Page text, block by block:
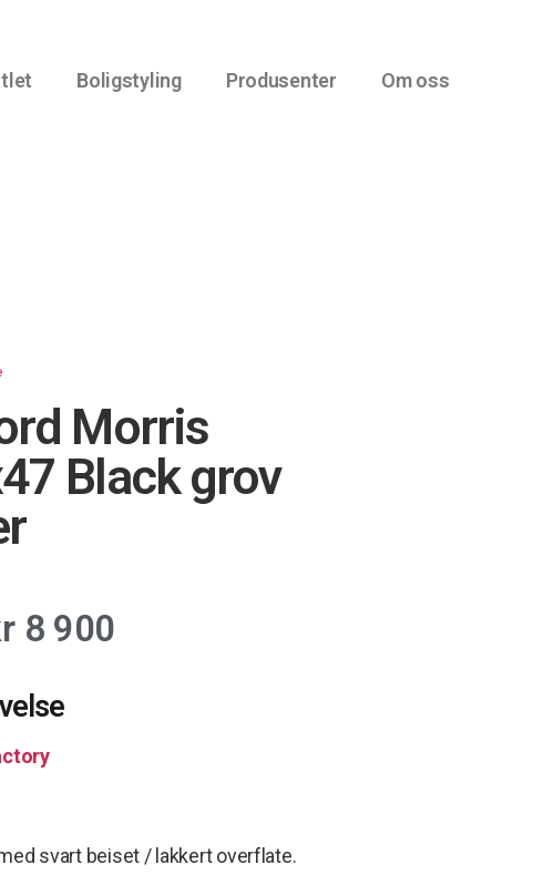
Boligstyling Produsenter Om oss
Morris
Black grov
8 900
svart beiset / lakkert overflate.